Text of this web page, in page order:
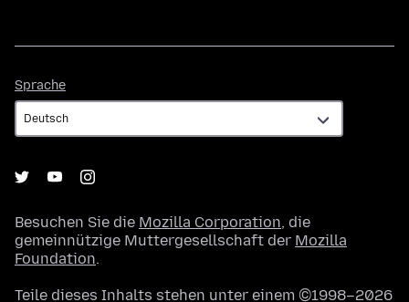
Sprache
Besuchen Sie die Mozilla Corporation, die
gemeinnützige Muttergesellschaft der Mozilla
Foundation.
Teile dieses Inhalts stehen unter einem ©1998–2026